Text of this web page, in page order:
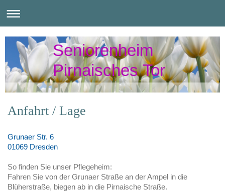
Seniorenheim
Pirnaisches Tor
Anfahrt / Lage
Grunaer Str. 6
01069 Dresden
So finden Sie unser Pflegeheim:
Fahren Sie von der Grunaer Straße an der Ampel in die
Blüherstraße, biegen ab in die Pirnaische Straße.